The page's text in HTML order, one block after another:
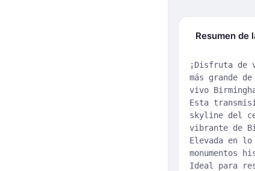
Resumen de
¡Disfruta de
más grande
vivo
Esta
skyline del
vibrante de
Elevada en
monumentos
Ideal para